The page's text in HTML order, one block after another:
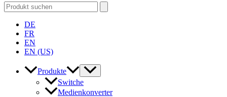
Search
for:
DE
FR
EN
EN (US)
Produkte
Switche
Medienkonverter